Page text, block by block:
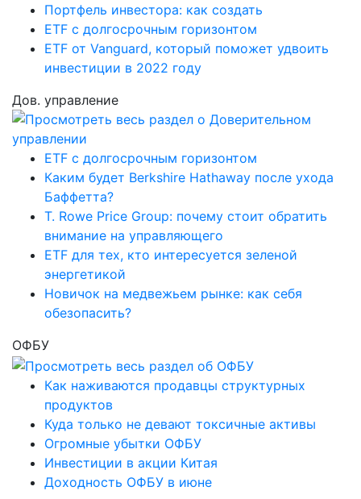
Портфель инвестора: как создать
ETF с долгосрочным горизонтом
ETF от Vanguard, который поможет удвоить
инвестиции в 2022 году
Дов. управление
ETF с долгосрочным горизонтом
Каким будет Berkshire Hathaway после ухода
Баффетта?
T. Rowe Price Group: почему стоит обратить
внимание на управляющего
ETF для тех, кто интересуется зеленой
энергетикой
Новичок на медвежьем рынке: как себя
обезопасить?
ОФБУ
Как наживаются продавцы структурных
продуктов
Куда только не девают токсичные активы
Огромные убытки ОФБУ
Инвестиции в акции Китая
Доходность ОФБУ в июне